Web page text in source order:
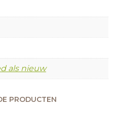
als nieuw
PRODUCTEN